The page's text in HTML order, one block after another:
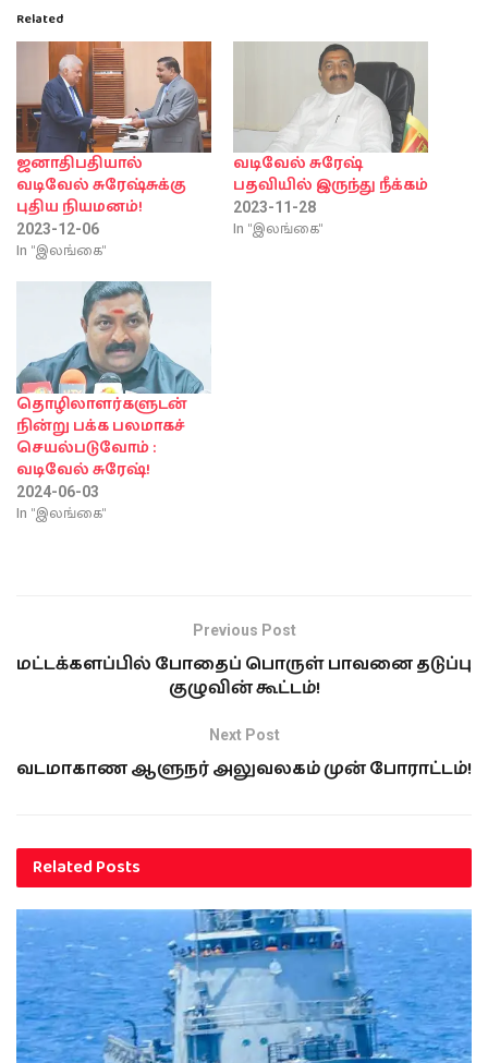
Related
ஜனாதிபதியால்
வடிவேல் சுரேஷ்சுக்கு
புதிய நியமனம்!
2023-12-06
In "இலங்கை"
வடிவேல் சுரேஷ்
பதவியில் இருந்து நீக்கம்
2023-11-28
In "இலங்கை"
தொழிலாளர்களுடன்
நின்று பக்க பலமாகச்
செயல்படுவோம் :
வடிவேல் சுரேஷ்!
2024-06-03
In "இலங்கை"
Previous Post
மட்டக்களப்பில் போதைப் பொருள் பாவனை தடுப்பு
குழுவின் கூட்டம்!
Next Post
வடமாகாண ஆளுநர் அலுவலகம் முன் போராட்டம்!
RelatedPosts